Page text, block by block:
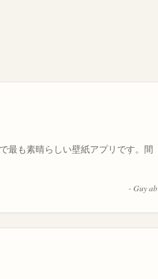
最も素晴らしい壁紙アプリです。間
- Guy ab